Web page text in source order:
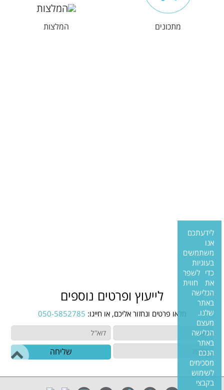
מתכונים המלצות
לייעוץ ופרטים נוספים
מלאו פרטים ונחזור אליכם, או חייגו: 050-5852785
שליחה
לידעתכם
אנו
משתמשים
בעוגיות
כדי לשפר
את חווית
הגלישה
באתר
שלנו.
מעצם
הגלישה
באתר
הנכם
מסכימים
לשימוש
בקבצי